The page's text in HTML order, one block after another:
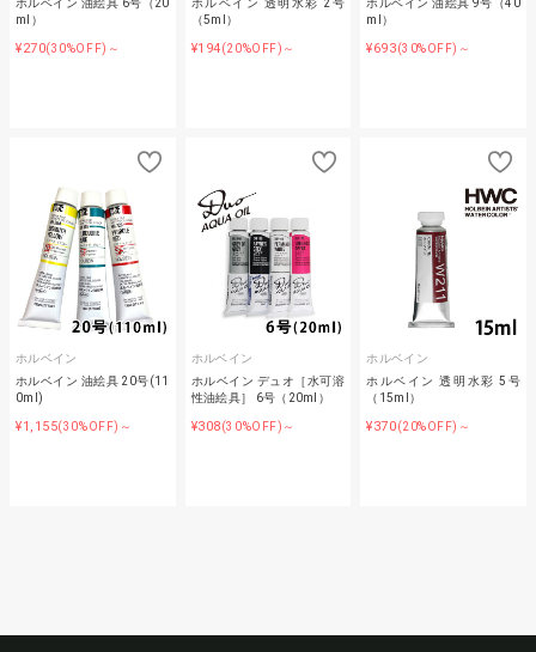
ホルベイン 油絵具 6号（20
ml）
¥270(30%OFF)～
ホルベイン 透明水彩 2号
（5ml）
¥194(20%OFF)～
ホルベイン 油絵具 9号（40
ml）
¥693(30%OFF)～
ホルベイン
ホルベイン 油絵具 20号(11
0ml)
¥1,155(30%OFF)～
ホルベイン
ホルベイン デュオ［水可溶
性油絵具］ 6号（20ml）
¥308(30%OFF)～
ホルベイン
ホルベイン 透明水彩 5号
（15ml）
¥370(20%OFF)～